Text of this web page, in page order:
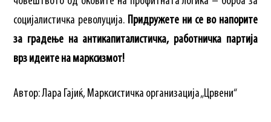
социјалистичка револуција. Придружете ни се во напорите
за градење на антикапиталистичка, работничка партија
врз идеите на марксизмот!
Автор: Лара Гајиќ, Марксистичка организација „Црвени“